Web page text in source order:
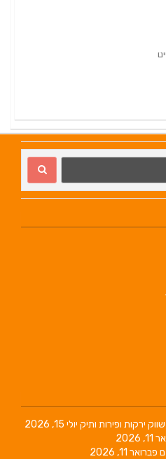
ירקות ופירות ותיק יולי 15, 2026
2026
פברואר 11, 2026